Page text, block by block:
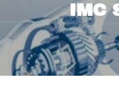
IMC